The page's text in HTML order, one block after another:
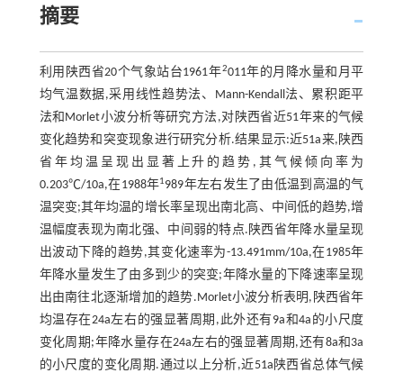
摘要
利用陕西省20个气象站台1961年2011年的月降水量和月平
均气温数据,采用线性趋势法、Mann-Kendall法、累积距平
法和Morlet小波分析等研究方法,对陕西省近51年来的气候
变化趋势和突变现象进行研究分析.结果显示:近51a来,陕西
省年均温呈现出显著上升的趋势,其气候倾向率为
0.203℃/10a,在1988年1989年左右发生了由低温到高温的气
温突变;其年均温的增长率呈现出南北高、中间低的趋势,增
温幅度表现为南北强、中间弱的特点.陕西省年降水量呈现
出波动下降的趋势,其变化速率为-13.491mm/10a,在1985年
年降水量发生了由多到少的突变;年降水量的下降速率呈现
出由南往北逐渐增加的趋势.Morlet小波分析表明,陕西省年
均温存在24a左右的强显著周期,此外还有9a和4a的小尺度
变化周期;年降水量存在24a左右的强显著周期,还有8a和3a
的小尺度的变化周期.通过以上分析,近51a陕西省总体气候